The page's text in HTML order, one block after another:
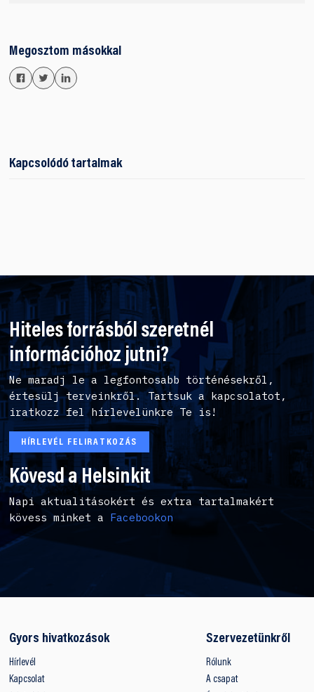
Megosztom másokkal
Kapcsolódó tartalmak
Hiteles forrásból szeretnél
információhoz jutni?
Ne maradj le a legfontosabb történésekről,
értesülj terveinkről. Tartsuk a kapcsolatot,
iratkozz fel hírlevelünkre Te is!
HÍRLEVÉL FELIRATKOZÁS
Kövesd a Helsinkit
Napi aktualitásokért és extra tartalmakért
kövess minket a Facebookon
Gyors hivatkozások
Hírlevél
Kapcsolat
Szervezetünkről
Rólunk
A csapat